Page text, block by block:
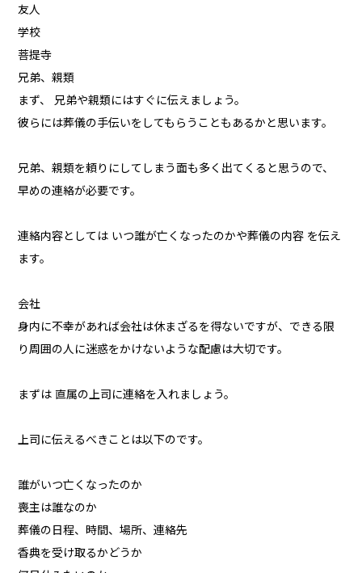
友人
学校
菩提寺
兄弟、親類
まず、 兄弟や親類にはすぐに伝えましょう。
彼らには葬儀の手伝いをしてもらうこともあるかと思います。
兄弟、親類を頼りにしてしまう面も多く出てくると思うので、
早めの連絡が必要です。
連絡内容としては いつ誰が亡くなったのかや葬儀の内容 を伝え
ます。
会社
身内に不幸があれば会社は休まざるを得ないですが、できる限
り周囲の人に迷惑をかけないような配慮は大切です。
まずは 直属の上司に連絡を入れましょう。
上司に伝えるべきことは以下のです。
誰がいつ亡くなったのか
喪主は誰なのか
葬儀の日程、時間、場所、連絡先
香典を受け取るかどうか